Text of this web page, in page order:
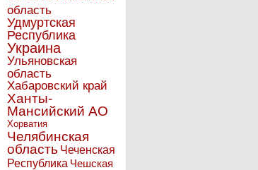
область
Удмуртская
Республика
Украина
Ульяновская
область
Хабаровский край
Ханты-
Мансийский АО
Хорватия
Челябинская
область Чеченская
Республика Чешская